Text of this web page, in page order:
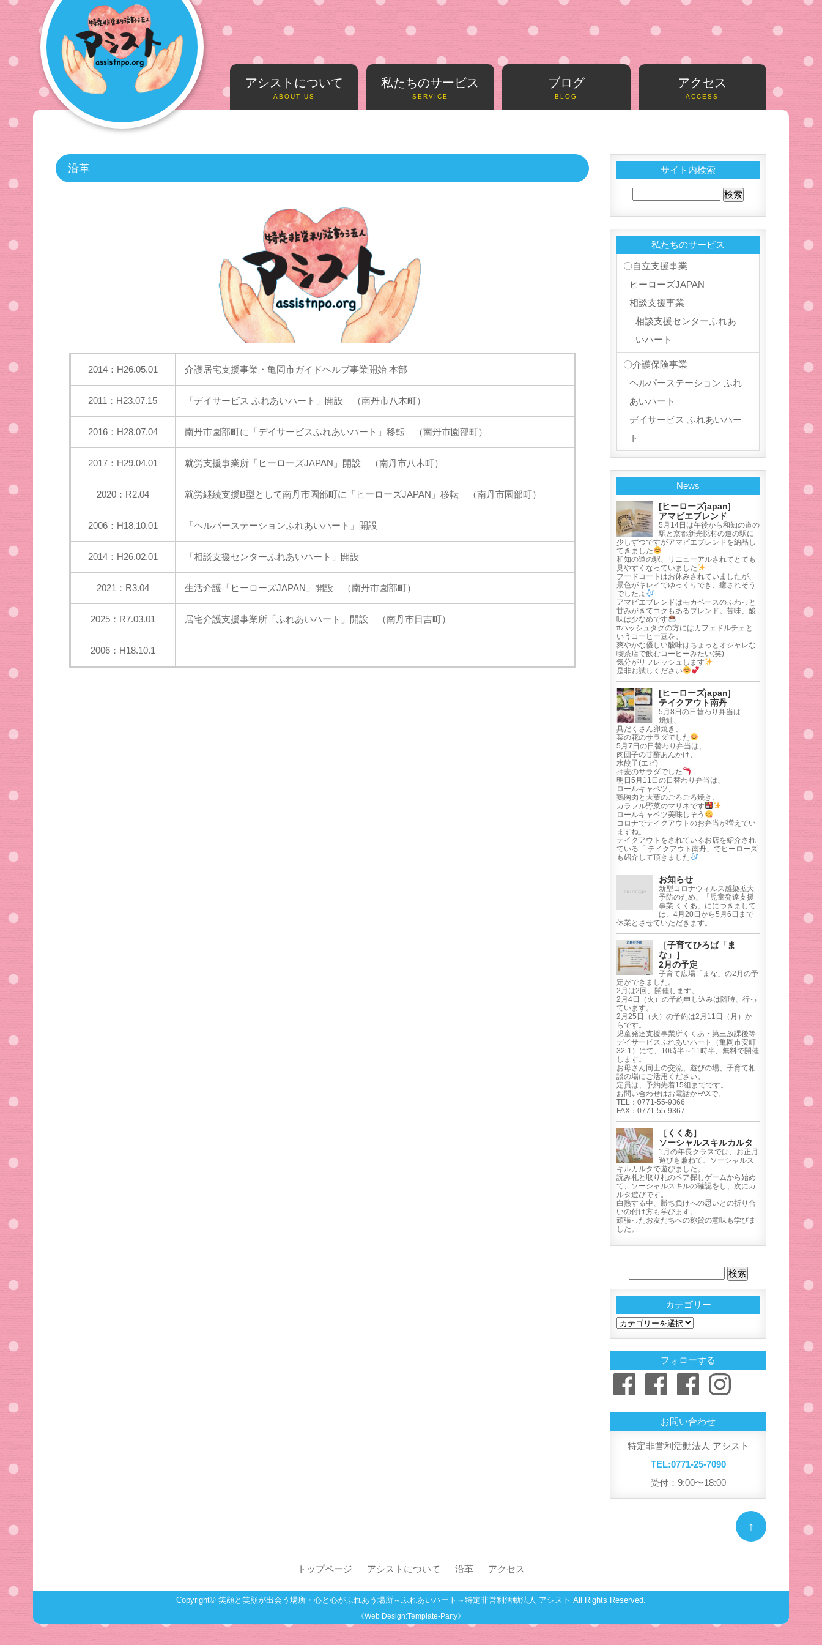
アシストについて
ABOUT US
私たちのサービス
SERVICE
ブログ
BLOG
アクセス
ACCESS
沿革
2014：H26.05.01 介護居宅支援事業・亀岡市ガイドヘルプ事業開始 本部
2011：H23.07.15 「デイサービス ふれあいハート」開設 （南丹市八木町）
2016：H28.07.04 南丹市園部町に「デイサービスふれあいハート」移転 （南丹市園部町）
2017：H29.04.01 就労支援事業所「ヒーローズJAPAN」開設 （南丹市八木町）
2020：R2.04 就労継続支援B型として南丹市園部町に「ヒーローズJAPAN」移転 （南丹市園部町）
2006：H18.10.01 「ヘルパーステーションふれあいハート」開設
2014：H26.02.01 「相談支援センターふれあいハート」開設
2021：R3.04 生活介護「ヒーローズJAPAN」開設 （南丹市園部町）
2025：R7.03.01 居宅介護支援事業所「ふれあいハート」開設 （南丹市日吉町）
2006：H18.10.1
サイト内検索
私たちのサービス
〇自立支援事業
ヒーローズJAPAN
相談支援事業
相談支援センターふれあ
いハート
〇介護保険事業
ヘルパーステーション ふれ
あいハート
デイサービス ふれあいハー
ト
News
[ヒーローズjapan]
アマビエブレンド
5月14日は午後から和知の道の
駅と京都新光悦村の道の駅に
少しずつですがアマビエブレンドを納品し
てきました
和知の道の駅、リニューアルされてとても
見やすくなっていました
フードコートはお休みされていましたが、
景色がキレイでゆっくりでき、癒されそう
でしたよ
アマビエブレンドはモカベースのふわっと
甘みがきてコクもあるブレンド。苦味、酸
味は少なめです
#ハッシュタグの方にはカフェドルチェと
いうコーヒー豆を。
爽やかな優しい酸味はちょっとオシャレな
喫茶店で飲むコーヒーみたい(笑)
気分がリフレッシュします
是非お試しください
[ヒーローズjapan]
テイクアウト南丹
5月8日の日替わり弁当は
焼鮭、
具だくさん卵焼き、
菜の花のサラダでした
5月7日の日替わり弁当は、
肉団子の甘酢あんかけ、
水餃子(エビ)
押麦のサラダでした
明日5月11日の日替わり弁当は、
ロールキャベツ、
鶏胸肉と大葉のごろごろ焼き、
カラフル野菜のマリネです
ロールキャベツ美味しそう
コロナでテイクアウトのお弁当が増えてい
ますね。
テイクアウトをされているお店を紹介され
ている「 テイクアウト南丹」でヒーローズ
も紹介して頂きました
お知らせ
新型コロナウィルス感染拡大
予防のため、「児童発達支援
事業 くくあ」ににつきまして
は、4月20日から5月6日まで
休業とさせていただきます。
［子育てひろば「ま
な」］
2月の予定
子育て広場「まな」の2月の予
定ができました。
2月は2回、開催します。
2月4日（火）の予約申し込みは随時、行っ
ています。
2月25日（火）の予約は2月11日（月）か
らです。
児童発達支援事業所くくあ・第三放課後等
デイサービスふれあいハート（亀岡市安町
32-1）にて、10時半～11時半、無料で開催
します。
お母さん同士の交流、遊びの場、子育て相
談の場にご活用ください。
定員は、予約先着15組までです。
お問い合わせはお電話かFAXで。
TEL：0771-55-9366
FAX：0771-55-9367
［くくあ］
ソーシャルスキルカルタ
1月の年長クラスでは、お正月
遊びも兼ねて、ソーシャルス
キルカルタで遊びました。
読み札と取り札のペア探しゲームから始め
て、ソーシャルスキルの確認をし、次にカ
ルタ遊びです。
白熱する中、勝ち負けへの思いとの折り合
いの付け方も学びます。
頑張ったお友だちへの称賛の意味も学びま
した。
カテゴリー
カ
テ
リ
ー
フォローする
FacebookFacebookFacebookInstagram
お問い合わせ
特定非営利活動法人 アシスト
TEL:0771-25-7090
受付：9:00〜18:00
↑
トップページ アシストについて 沿革 アクセス
Copyright© 笑顔と笑顔が出会う場所・心と心がふれあう場所～ふれあいハート～特定非営利活動法人 アシスト All Rights Reserved.
《Web Design:Template-Party》